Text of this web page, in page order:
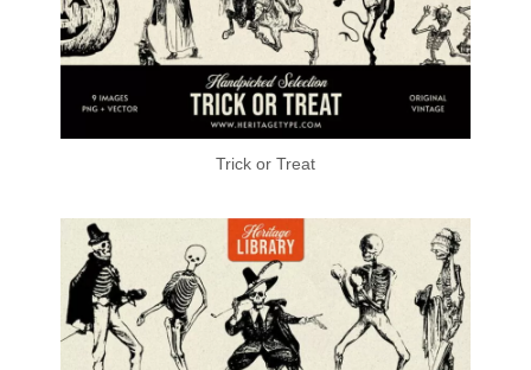
Trick or Treat